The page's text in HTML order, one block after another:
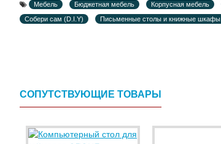
Мебель Бюджетная мебель Корпусная мебель
Собери сам (D.I.Y)
Письменные столы и книжные шкафы
СОПУТСТВУЮЩИЕ ТОВАРЫ